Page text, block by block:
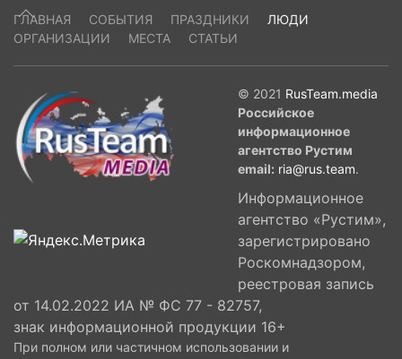
ГЛАВНАЯ СОБЫТИЯ ПРАЗДНИКИ
ЛЮДИ
ОРГАНИЗАЦИИ
МЕСТА СТАТЬИ
© 2021 RusTeam.media
Российское
информационное
агентство Рустим
email: ria@rus.team.
Информационное
агентство «Рустим»,
зарегистрировано
Роскомнадзором,
реестровая запись
от 14.02.2022 ИА № ФС 77 - 82757,
знак информационной продукции 16+
При полном или частичном использовании и